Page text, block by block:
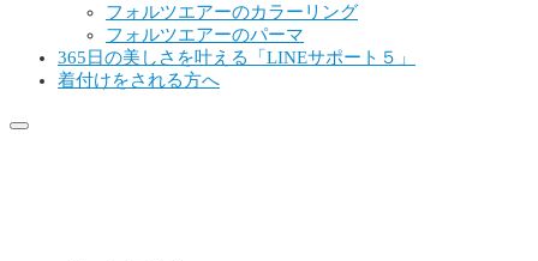
フォルツエアーのカラーリング
フォルツエアーのパーマ
365日の美しさを叶える「LINEサポート５」
着付けをされる方へ